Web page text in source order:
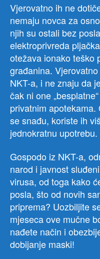
Vjerovatno ih ne
nemaju novca za
njih su ostali bez
elektroprivreda
otežava ionako teško
građanina.
NKT-a, i ne znaju da
čak ni one
privatnim
se snađu, koriste ih
jednokratnu upotrebu.
Gospodo iz NKT-a,
narod i javnost
virusa, od toga kako
posla, što od novih
priprema? Uozbiljite
mjeseca ove mučne
nađete način i
dobijanje maski!